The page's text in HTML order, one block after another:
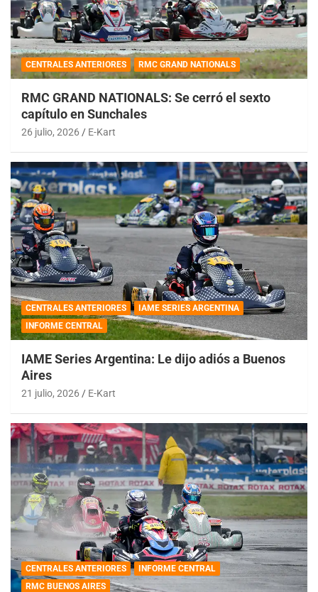
CENTRALES ANTERIORES RMC GRAND NATIONALS
RMC GRAND NATIONALS: Se cerró el sexto
capítulo en Sunchales
26 julio, 2026 E-Kart
CENTRALES ANTERIORES
IAME SERIES ARGENTINA
INFORME CENTRAL
IAME Series Argentina: Le dijo adiós a Buenos
Aires
21 julio, 2026 E-Kart
CENTRALES ANTERIORES
INFORME CENTRAL
RMC BUENOS AIRES